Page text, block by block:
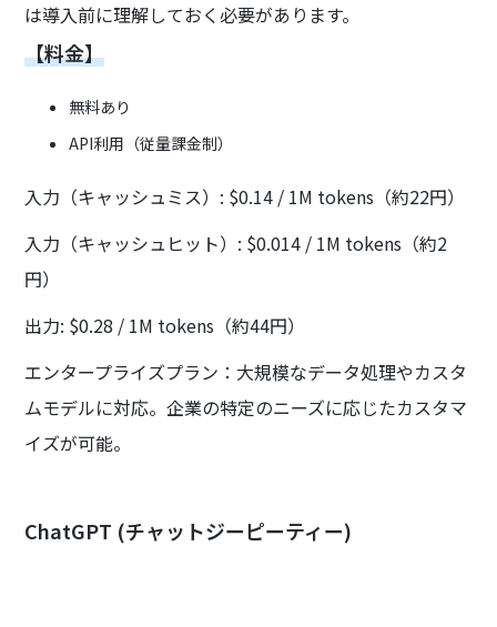
は導入前に理解しておく必要があります。
【料金】
無料あり
API利用（従量課金制）
入力（キャッシュミス）: $0.14 / 1M tokens（約22円）
入力（キャッシュヒット）: $0.014 / 1M tokens（約2
円）
出力: $0.28 / 1M tokens（約44円）
エンタープライズプラン：大規模なデータ処理やカスタ
ムモデルに対応。企業の特定のニーズに応じたカスタマ
イズが可能。
ChatGPT (チャットジーピーティー)